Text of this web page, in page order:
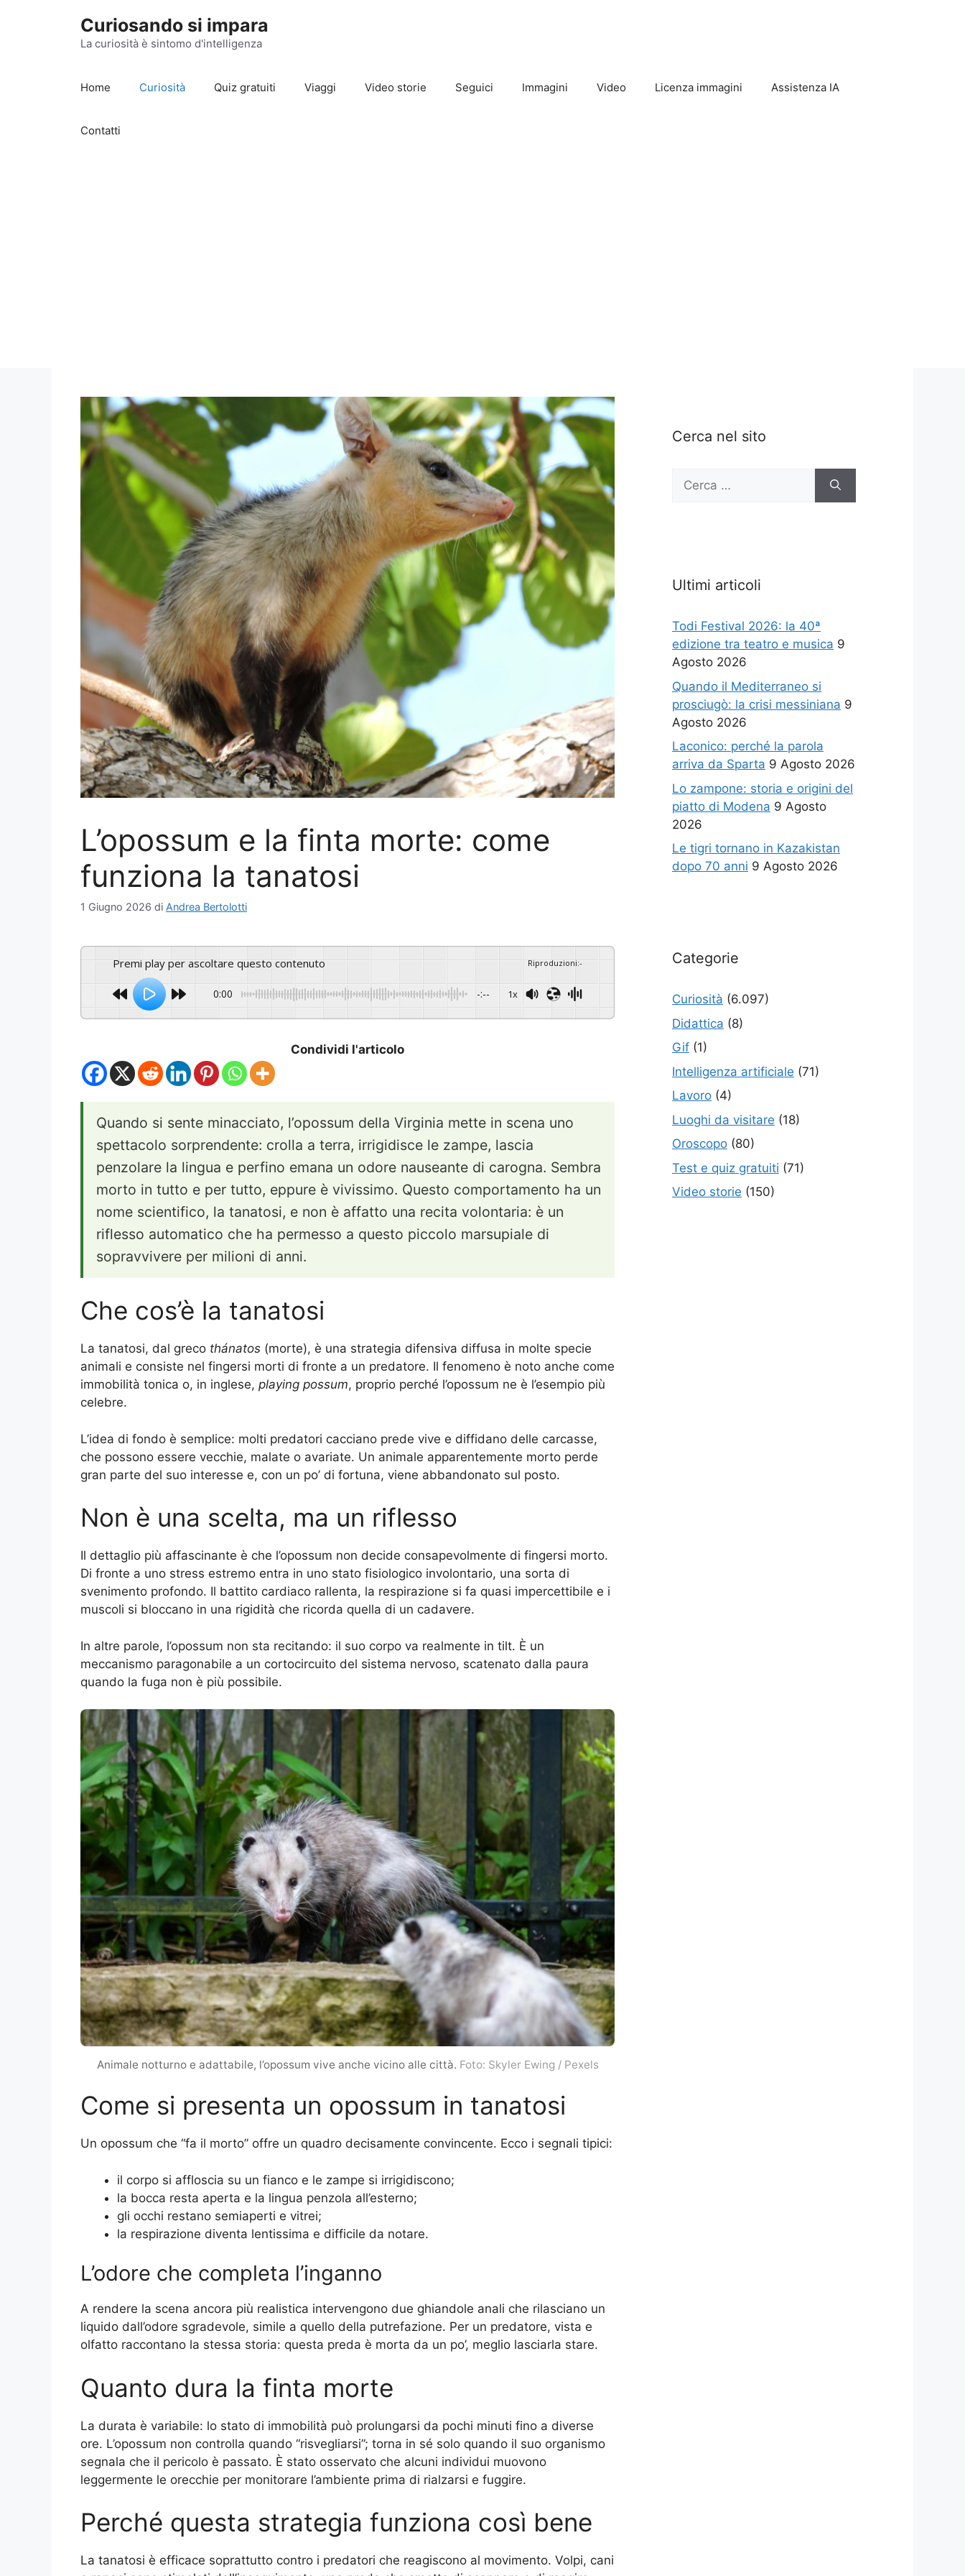
Curiosando si impara
La curiosità è sintomo d'intelligenza
Home Curiosità Quiz gratuiti Viaggi Video storie Seguici Immagini Video Licenza immagini Assistenza IA
Contatti
L’opossum e la finta morte: come
funziona la tanatosi
1 Giugno 2026 di Andrea Bertolotti
Premi play per ascoltare questo contenuto Riproduzioni:-
0:00 -:-- 1x
Condividi l'articolo
Quando si sente minacciato, l’opossum della Virginia mette in scena uno
spettacolo sorprendente: crolla a terra, irrigidisce le zampe, lascia
penzolare la lingua e perfino emana un odore nauseante di carogna. Sembra
morto in tutto e per tutto, eppure è vivissimo. Questo comportamento ha un
nome scientifico, la tanatosi, e non è affatto una recita volontaria: è un
riflesso automatico che ha permesso a questo piccolo marsupiale di
sopravvivere per milioni di anni.
Che cos’è la tanatosi
La tanatosi, dal greco thánatos (morte), è una strategia difensiva diffusa in molte specie
animali e consiste nel fingersi morti di fronte a un predatore. Il fenomeno è noto anche come
immobilità tonica o, in inglese, playing possum, proprio perché l’opossum ne è l’esempio più
celebre.
L’idea di fondo è semplice: molti predatori cacciano prede vive e diffidano delle carcasse,
che possono essere vecchie, malate o avariate. Un animale apparentemente morto perde
gran parte del suo interesse e, con un po’ di fortuna, viene abbandonato sul posto.
Non è una scelta, ma un riflesso
Il dettaglio più affascinante è che l’opossum non decide consapevolmente di fingersi morto.
Di fronte a uno stress estremo entra in uno stato fisiologico involontario, una sorta di
svenimento profondo. Il battito cardiaco rallenta, la respirazione si fa quasi impercettibile e i
muscoli si bloccano in una rigidità che ricorda quella di un cadavere.
In altre parole, l’opossum non sta recitando: il suo corpo va realmente in tilt. È un
meccanismo paragonabile a un cortocircuito del sistema nervoso, scatenato dalla paura
quando la fuga non è più possibile.
Animale notturno e adattabile, l’opossum vive anche vicino alle città. Foto: Skyler Ewing / Pexels
Come si presenta un opossum in tanatosi
Un opossum che “fa il morto” offre un quadro decisamente convincente. Ecco i segnali tipici:
il corpo si affloscia su un fianco e le zampe si irrigidiscono;
la bocca resta aperta e la lingua penzola all’esterno;
gli occhi restano semiaperti e vitrei;
la respirazione diventa lentissima e difficile da notare.
L’odore che completa l’inganno
A rendere la scena ancora più realistica intervengono due ghiandole anali che rilasciano un
liquido dall’odore sgradevole, simile a quello della putrefazione. Per un predatore, vista e
olfatto raccontano la stessa storia: questa preda è morta da un po’, meglio lasciarla stare.
Quanto dura la finta morte
La durata è variabile: lo stato di immobilità può prolungarsi da pochi minuti fino a diverse
ore. L’opossum non controlla quando “risvegliarsi”; torna in sé solo quando il suo organismo
segnala che il pericolo è passato. È stato osservato che alcuni individui muovono
leggermente le orecchie per monitorare l’ambiente prima di rialzarsi e fuggire.
Perché questa strategia funziona così bene
La tanatosi è efficace soprattutto contro i predatori che reagiscono al movimento. Volpi, cani
Cerca nel sito
Ricerca
Ultimi articoli
Todi Festival 2026: la 40ª
edizione tra teatro e musica 9
Agosto 2026
Quando il Mediterraneo si
prosciugò: la crisi messiniana 9
Agosto 2026
Laconico: perché la parola
arriva da Sparta 9 Agosto 2026
Lo zampone: storia e origini del
piatto di Modena 9 Agosto
2026
Le tigri tornano in Kazakistan
dopo 70 anni 9 Agosto 2026
Categorie
Curiosità (6.097)
Didattica (8)
Gif (1)
Intelligenza artificiale (71)
Lavoro (4)
Luoghi da visitare (18)
Oroscopo (80)
Test e quiz gratuiti (71)
Video storie (150)